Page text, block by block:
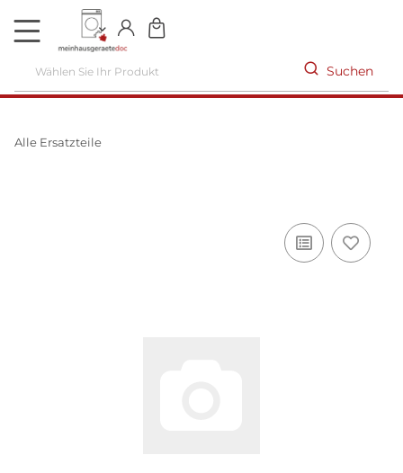
DE
Suchen
Alle Ersatzteile